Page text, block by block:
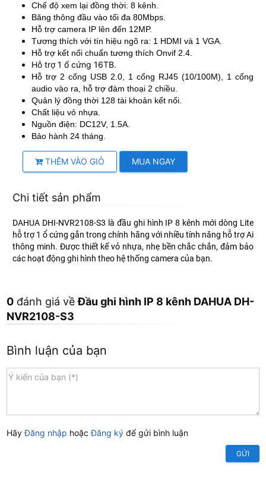
Chế độ xem lại đồng thời: 8 kênh.
Băng thông đầu vào tối đa 80Mbps.
Hỗ trợ camera IP lên đến 12MP.
Tương thích với tín hiệu ngõ ra: 1 HDMI và 1 VGA.
Hỗ trợ kết nối chuẩn tương thích Onvif 2.4.
Hỗ trợ 1 ổ cứng 16TB.
Hỗ trợ 2 cổng USB 2.0, 1 cổng RJ45 (10/100M), 1 cổng
audio vào ra, hỗ trợ đàm thoại 2 chiều.
Quản lý đồng thời 128 tài khoản kết nối.
Chất liệu vỏ nhựa.
Nguồn điện: DC12V, 1.5A.
Bảo hành 24 tháng.
THÊM VÀO GIỎ MUA NGAY
Chi tiết sản phẩm
DAHUA DHI-NVR2108-S3 là đầu ghi hình IP 8 kênh mới dòng Lite
hỗ trợ 1 ổ cứng gắn trong chính hãng với nhiều tính năng hỗ trợ Ai
thông minh. Được thiết kế vỏ nhựa, nhẹ bền chắc chắn, đảm bảo
các hoạt động ghi hình theo hệ thống camera của bạn.
0 đánh giá vềĐầu ghi hình IP 8 kênh DAHUA DH-
NVR2108-S3
Bình luận của bạn
HãyĐăng nhập hoặcĐăng ký để gửi bình luận
GỬI